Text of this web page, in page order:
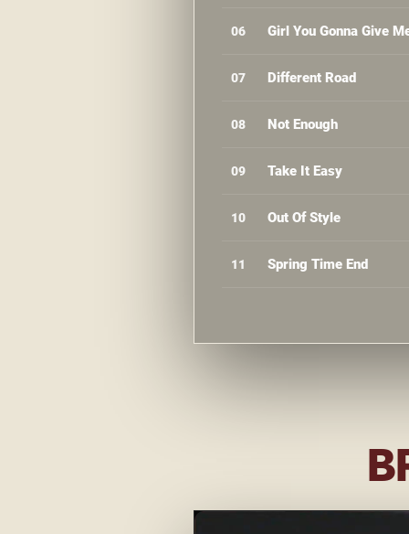
06 Girl You Gonna Give
07 Different Road
08 Not Enough
09 Take It Easy
10 Out Of Style
11 Spring Time End